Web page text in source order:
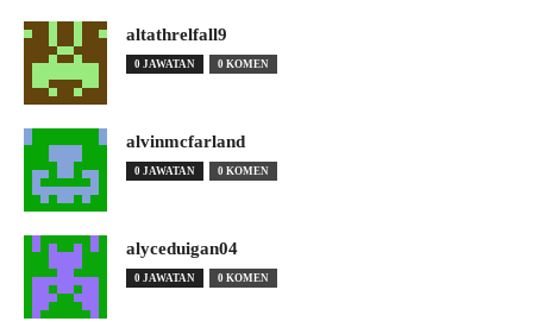
altathrelfall9
0 JAWATAN 0 KOMEN
alvinmcfarland
0 JAWATAN 0 KOMEN
alyceduigan04
0 JAWATAN 0 KOMEN